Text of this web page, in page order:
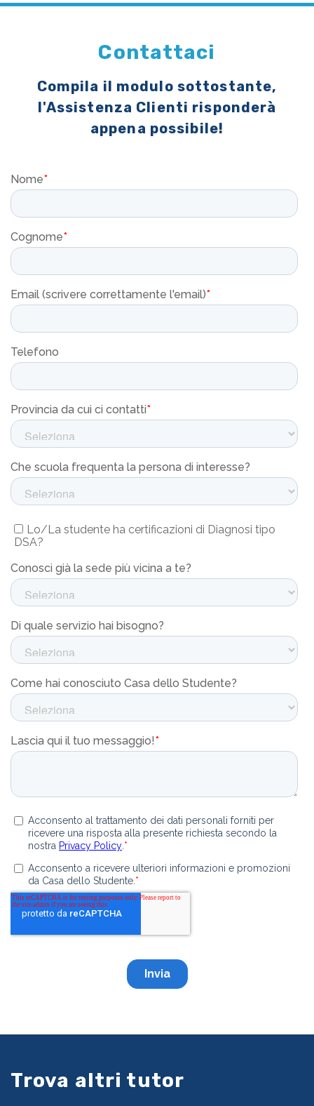
Contattaci
Compila il modulo sottostante,
l'Assistenza Clienti risponderà
appena possibile!
Trova altri tutor